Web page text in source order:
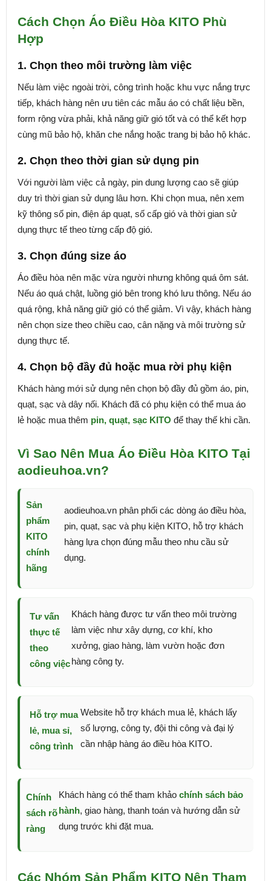
Cách Chọn Áo Điều Hòa KITO Phù
Hợp
1. Chọn theo môi trường làm việc
Nếu làm việc ngoài trời, công trình hoặc khu vực nắng trực
tiếp, khách hàng nên ưu tiên các mẫu áo có chất liệu bền,
form rộng vừa phải, khả năng giữ gió tốt và có thể kết hợp
cùng mũ bảo hộ, khăn che nắng hoặc trang bị bảo hộ khác.
2. Chọn theo thời gian sử dụng pin
Với người làm việc cả ngày, pin dung lượng cao sẽ giúp
duy trì thời gian sử dụng lâu hơn. Khi chọn mua, nên xem
kỹ thông số pin, điện áp quạt, số cấp gió và thời gian sử
dụng thực tế theo từng cấp độ gió.
3. Chọn đúng size áo
Áo điều hòa nên mặc vừa người nhưng không quá ôm sát.
Nếu áo quá chật, luồng gió bên trong khó lưu thông. Nếu áo
quá rộng, khả năng giữ gió có thể giảm. Vì vậy, khách hàng
nên chọn size theo chiều cao, cân nặng và môi trường sử
dụng thực tế.
4. Chọn bộ đầy đủ hoặc mua rời phụ kiện
Khách hàng mới sử dụng nên chọn bộ đầy đủ gồm áo, pin,
quạt, sạc và dây nối. Khách đã có phụ kiện có thể mua áo
lẻ hoặc mua thêm pin, quạt, sạc KITO để thay thế khi cần.
Vì Sao Nên Mua Áo Điều Hòa KITO Tại
aodieuhoa.vn?
Sản
phẩm
KITO
chính
hãng
aodieuhoa.vn phân phối các dòng áo điều hòa,
pin, quạt, sạc và phụ kiện KITO, hỗ trợ khách
hàng lựa chọn đúng mẫu theo nhu cầu sử
dụng.
Tư vấn
thực tế
theo
công việc
Khách hàng được tư vấn theo môi trường
làm việc như xây dựng, cơ khí, kho
xưởng, giao hàng, làm vườn hoặc đơn
hàng công ty.
Hỗ trợ mua
lẻ, mua sỉ,
công trình
Website hỗ trợ khách mua lẻ, khách lấy
số lượng, công ty, đội thi công và đại lý
cần nhập hàng áo điều hòa KITO.
Chính
sách rõ
ràng
Khách hàng có thể tham khảochính sách bảo
hành, giao hàng, thanh toán và hướng dẫn sử
dụng trước khi đặt mua.
Các Nhóm Sản Phẩm KITO Nên Tham